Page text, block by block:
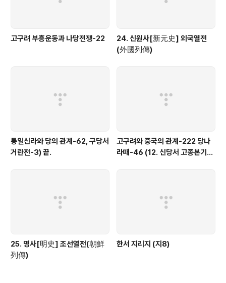
고구려 부흥운동과 나당전쟁-22
24. 신원사[新元史] 외국열전
(外國列傳)
통일신라와 당의 관계-62, 구당서
거란전-3) 끝.
고구려와 중국의 관계-222 당나
라때-46 (12. 신당서 고종본기
25. 명사[明史] 조선열전(朝鮮
列傳)
한서 지리지 (지8)